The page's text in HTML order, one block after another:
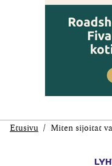
Etusivu Miten sijoitat